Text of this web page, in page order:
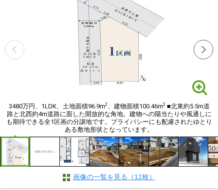
3480万円、1LDK、土地面積96.9m2、建物面積100.46m2■北東約5.5m道
路と北西約4m道路に面した開放的な角地。建物への陽当たりや風通しに
も期待できる全1区画の分譲地です。プライバシーにも配慮されたゆとり
ある敷地形状となっています。
画像の一覧を見る（12枚）